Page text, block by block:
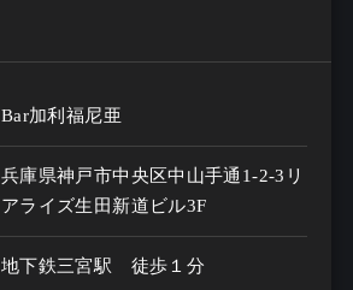
Bar加利福尼亜
兵庫県神戸市中央区中山手通1-2-3リ
アライズ生田新道ビル3F
地下鉄三宮駅　徒歩１分